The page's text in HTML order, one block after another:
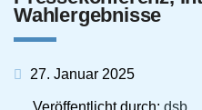
Wahlergebnisse
27. Januar 2025
Veröffentlicht durch: dsb